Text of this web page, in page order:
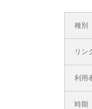
種別
リン
利用
時期